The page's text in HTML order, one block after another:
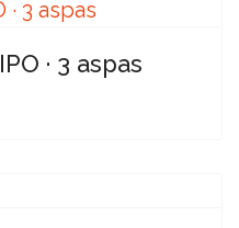
· 3 aspas